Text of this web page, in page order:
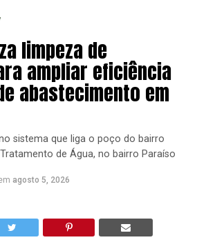
limpeza de
ampliar eficiência
abastecimento em
sistema que liga o poço do bairro
de Água, no bairro Paraíso
agosto 5, 2026